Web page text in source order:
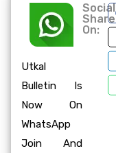
Utkal
Bulletin Is
Now On
WhatsApp
Join And
Social
Share
On: